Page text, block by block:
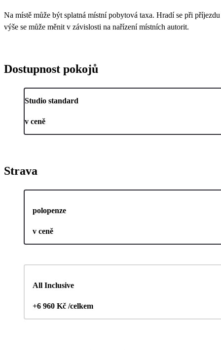
Na místě může být splatná místní pobytová taxa. Hradí se při
výše se může měnit v závislosti na nařízení místních autorit.
Dostupnost pokojů
Studio standard
v ceně
Strava
polopenze
v ceně
All Inclusive
+6 960 Kč /celkem